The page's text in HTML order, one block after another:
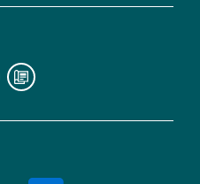
Para
información,
puedes
nuestra
de